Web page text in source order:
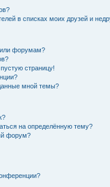
в списках моих друзей и
форумам?
страницу!
мной темы?
на определённую тему?
форум?